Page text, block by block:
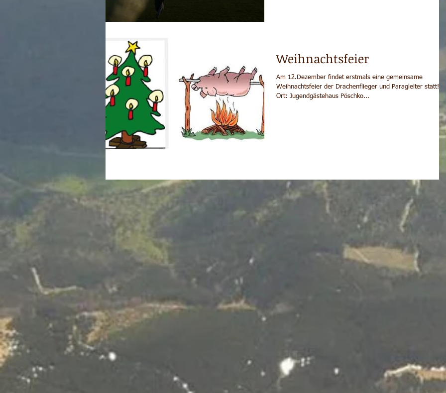
Weihnachtsfeier
Am 12.Dezember findet erstmals eine gemeinsame
Weihnachtsfeier der Drachenflieger und Paragleiter statt!
Ort: Jugendgästehaus Pöschko...